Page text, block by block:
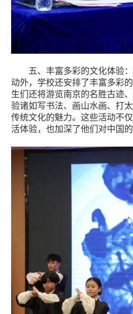
五、丰富多彩的文化体验：
动外，学校还安排了丰富多彩
生们还将游览南京的名胜古迹
验诸如写书法、画山水画、打
传统文化的魅力。这些活动不
活体验，也加深了他们对中国的